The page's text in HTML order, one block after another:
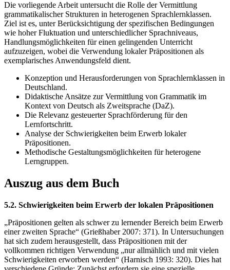
Die vorliegende Arbeit untersucht die Rolle der Vermittlung
grammatikalischer Strukturen in heterogenen Sprachlernklassen.
Ziel ist es, unter Berücksichtigung der spezifischen Bedingungen
wie hoher Fluktuation und unterschiedlicher Sprachniveaus,
Handlungsmöglichkeiten für einen gelingenden Unterricht
aufzuzeigen, wobei die Verwendung lokaler Präpositionen als
exemplarisches Anwendungsfeld dient.
Konzeption und Herausforderungen von Sprachlernklassen in
Deutschland.
Didaktische Ansätze zur Vermittlung von Grammatik im
Kontext von Deutsch als Zweitsprache (DaZ).
Die Relevanz gesteuerter Sprachförderung für den
Lernfortschritt.
Analyse der Schwierigkeiten beim Erwerb lokaler
Präpositionen.
Methodische Gestaltungsmöglichkeiten für heterogene
Lerngruppen.
Auszug aus dem Buch
5.2. Schwierigkeiten beim Erwerb der lokalen Präpositionen
„Präpositionen gelten als schwer zu lernender Bereich beim Erwerb
einer zweiten Sprache“ (Grießhaber 2007: 371). In Untersuchungen
hat sich zudem herausgestellt, dass Präpositionen mit der
vollkommen richtigen Verwendung „nur allmählich und mit vielen
Schwierigkeiten erworben werden“ (Harnisch 1993: 320). Dies hat